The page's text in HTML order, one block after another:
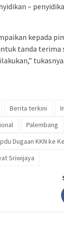
–
kepada
tanda
Berita terkini
Palembang
Dugaan KKN ke
Sriwijaya